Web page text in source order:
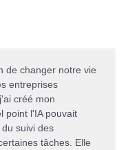
de changer notre vie
entreprises
créé mon
point l'IA pouvait
suivi des
tâches. Elle